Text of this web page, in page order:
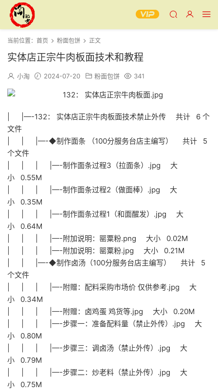
当前位置： 首页 粉面包饼 正文
实体店正宗牛肉板面技术和教程
小淘 2024-07-20 粉面包饼 341
| |—-132： 实体店正宗牛肉板面技术禁止外传 共计 6 个
文件
| | |—-◆制作面条 （100分服务台店主编写） 共计 5
个文件
| | | |—-制作面条过程3（拉面条）.jpg 大
小 0.55M
| | | |—-制作面条过程2（做面棒）.jpg 大
小 0.35M
| | | |—-制作面条过程1（和面醒发）.jpg 大
小 0.64M
| | | |—-附加说明：罂粟粉.png 大小 0.02M
| | | |—-附加说明：罂粟粉.jpg 大小 0.21M
| | |—-◆制作卤汤（100分服务台店主编写） 共计 5
个文件
| | | |—-附赠：配料采购市场价 仅供参考.jpg 大
小 0.34M
| | | |—-附赠：卤鸡蛋 鸡货等.jpg 大小 0.20M
| | | |—-步骤一：准备配料量（禁止外传）.jpg 大
小 0.80M
| | | |—-步骤三：调卤汤（禁止外传）.jpg 大
小 0.79M
| | | |—-步骤二：炒老料（禁止外传）.jpg 大
小 0.75M